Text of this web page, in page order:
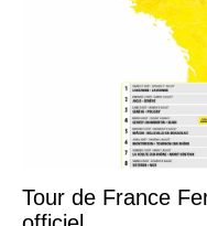
Tour de France